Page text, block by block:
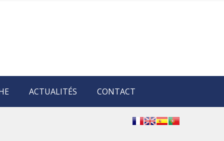
ACTUALITÉS CONTACT